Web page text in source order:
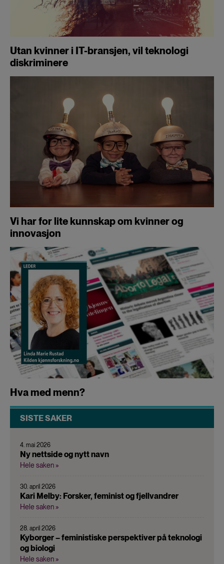
Utan kvinner i IT-bransjen, vil teknologi
diskriminere
Vi har for lite kunnskap om kvinner og
innovasjon
Hva med menn?
SISTE SAKER
4. mai 2026
Ny nettside og nytt navn
Hele saken »
30. april 2026
Kari Melby: Forsker, feminist og fjellvandrer
Hele saken »
28. april 2026
Kyborger – feministiske perspektiver på teknologi
og biologi
Hele saken »